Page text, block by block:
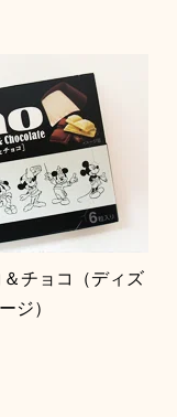
チョコ（ディズ
ジ）